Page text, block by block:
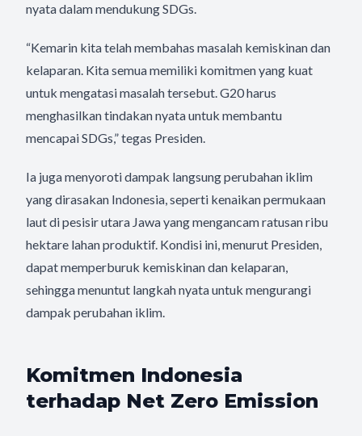
nyata dalam mendukung SDGs.
“Kemarin kita telah membahas masalah kemiskinan dan
kelaparan. Kita semua memiliki komitmen yang kuat
untuk mengatasi masalah tersebut. G20 harus
menghasilkan tindakan nyata untuk membantu
mencapai SDGs,” tegas Presiden.
Ia juga menyoroti dampak langsung perubahan iklim
yang dirasakan Indonesia, seperti kenaikan permukaan
laut di pesisir utara Jawa yang mengancam ratusan ribu
hektare lahan produktif. Kondisi ini, menurut Presiden,
dapat memperburuk kemiskinan dan kelaparan,
sehingga menuntut langkah nyata untuk mengurangi
dampak perubahan iklim.
Komitmen Indonesia
terhadap Net Zero Emission